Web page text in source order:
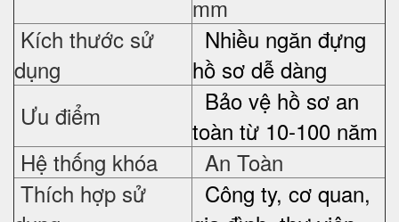
mm
Kích thước sử
dụng
Nhiều ngăn đựng
hồ sơ dễ dàng
Ưu điểm
Bảo vệ hồ sơ an
toàn từ 10-100 năm
Hệ thống khóa
An Toàn
Thích hợp sử
Công ty, cơ quan,